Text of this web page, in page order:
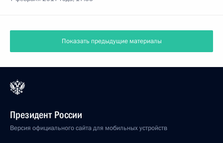
Показать предыдущие материалы
Президент России
Версия официального сайта для мобильных устройств